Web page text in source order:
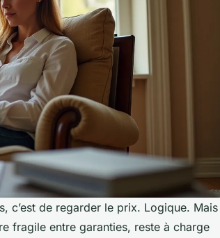
c’est de regarder le prix. Logique. Mais
fragile entre garanties, reste à charge